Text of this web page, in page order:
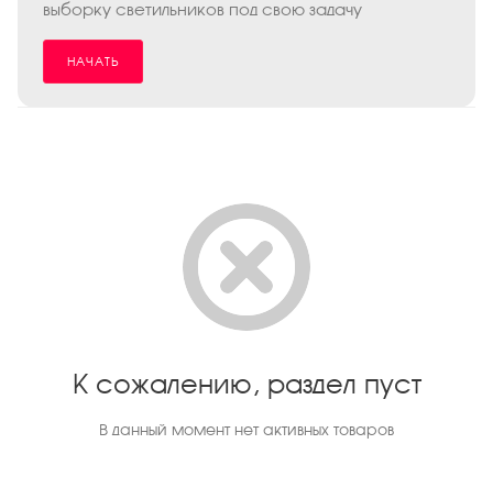
выборку светильников под свою задачу
НАЧАТЬ
К сожалению, раздел пуст
В данный момент нет активных товаров